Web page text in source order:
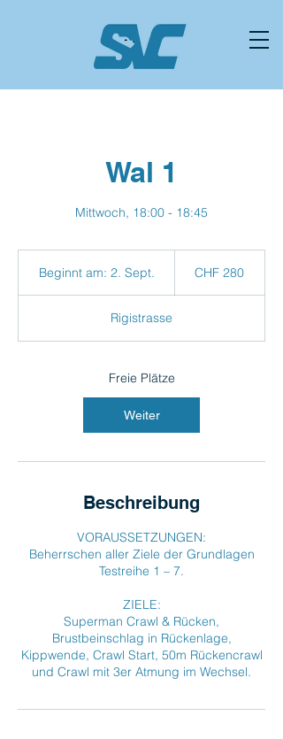
Wal 1
Mittwoch, 18:00 - 18:45
Beginnt am: 2. Sept.
i
n
t
:
.
p
.
FrankenCHF 280
Rigistrasse
Freie Plätze
Weiter
Beschreibung
VORAUSSETZUNGEN:​
Beherrschen aller Ziele der Grundlagen
Testreihe 1 – 7.
ZIELE:
Superman Crawl & Rücken,
Brustbeinschlag in Rückenlage,
Kippwende, Crawl Start, 50m Rückencrawl
und Crawl mit 3er Atmung im Wechsel.